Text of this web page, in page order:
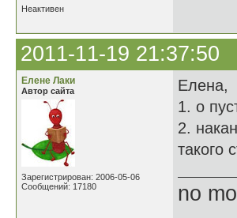
Неактивен
2011-11-19 21:37:50
Елене Лаки
Автор сайта
Зарегистрирован: 2006-05-06
Сообщений: 17180
Елена,
1. о
2.
такого
no